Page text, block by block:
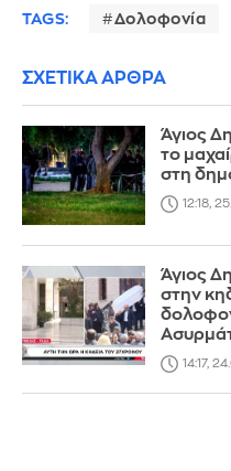
TAGS: Δολοφονία
ΣΧΕΤΙΚΑ ΑΡΘΡΑ
Άγιος
το
στη
12:18,
Άγιος
στην
14:17,